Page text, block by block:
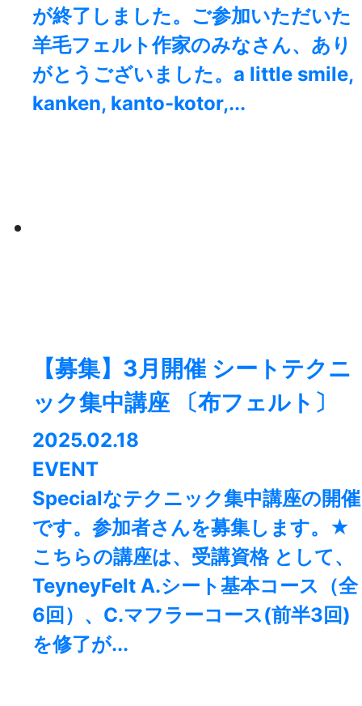
が終了しました。⁡ご参加いただいた
羊毛フェルト作家のみなさん、あり
がとうございました。a little smile,
kanken, kanto-kotor,...
【募集】3月開催 シートテクニ
ック集中講座 〔布フェルト〕
2025.02.18
EVENT
Specialなテクニック集中講座の開催
です。参加者さんを募集します。★
こちらの講座は、受講資格 として、
TeyneyFelt A.シート基本コース（全
6回）、C.マフラーコース(前半3回)
を修了が...